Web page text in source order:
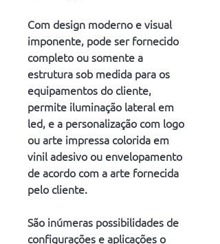
Com design moderno e visual
imponente, pode ser fornecido
completo ou somente a
estrutura sob medida para os
equipamentos do cliente,
permite iluminação lateral em
led, e a personalização com logo
ou arte impressa colorida em
vinil adesivo ou envelopamento
de acordo com a arte fornecida
pelo cliente.
São inúmeras possibilidades de
configurações e aplicações o